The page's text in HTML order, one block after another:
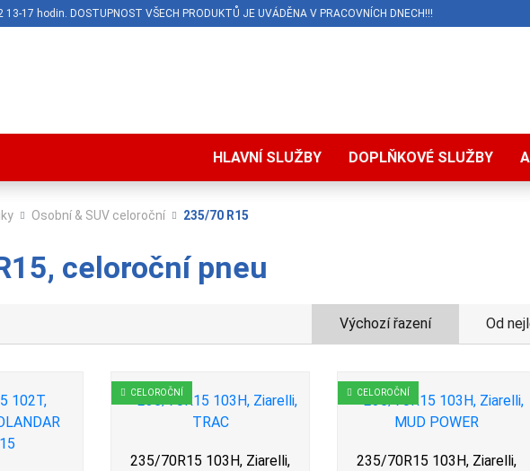
13-17 hodin. DOSTUPNOST VŠECH PRODUKTŮ JE UVÁDĚNA V PRACOVNÍCH DNECH!!!
HLAVNÍ SLUŽBY DOPLŇKOVÉ SLUŽBY
Osobní & SUV celoroční 235/70 R15
celoroční pneu
Výchozí řazení Od
CELOROČNÍ
235/70R15 103H, Ziarelli,
CELOROČNÍ
235/70R15 103H, Ziarelli,